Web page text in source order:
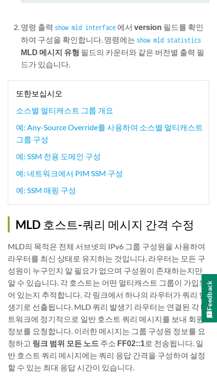
명령 출력 show mld interface 에서version 필드를 확인
하여 구성을 확인합니다. 명령에는 show mld statistics
MLD 메시지 유형 필드의 카운터와 같은 버전별 출력 필
드가 있습니다.
또한보십시오
소스별 멀티캐스트 그룹 개요
예: Any-Source Override를 사용하여 소스별 멀티캐스트
그룹 구성
예: SSM 전용 도메인 구성
예: 네트워크에서 PIM SSM 구성
예: SSM 매핑 구성
MLD 호스트-쿼리 메시지 간격 수정
MLD의 목적은 전체 서브넷의 IPv6 그룹 구성원을 사용하여
라우터를 최신 상태로 유지하는 것입니다. 라우터는 모든 구
성원이 누구인지 알 필요가 없으며 구성원이 존재하는지만
알 수 있습니다. 각 호스트는 어떤 멀티캐스트 그룹이 가입되
어 있는지 추적합니다. 각 링크에서 하나의 라우터가 쿼리 발
생기로 선출됩니다. MLD 쿼리 발생기 라우터는 연결된 각 네
트워크에 정기적으로 일반 호스트 쿼리 메시지를 보내 회원
정보를 요청합니다. 이러한 메시지는 그룹 구성원 정보를 요
청하고 링크 범위 모든 노드 주소 FF02::1로 전송됩니다. 일
반 호스트 쿼리 메시지에는 쿼리 응답 간격을 구성하여 설정
할 수 있는 최대 응답 시간이 있습니다.
Feedback